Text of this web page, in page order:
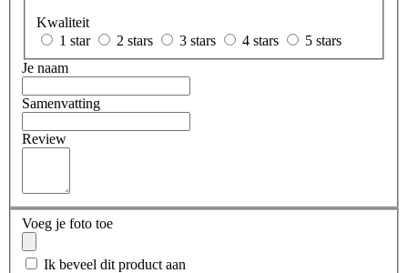
Kwaliteit
1 star
2 stars 3 stars 4 stars
5 stars
Je naam
Samenvatting
Review
Voeg je foto toe
Ik beveel dit product aan